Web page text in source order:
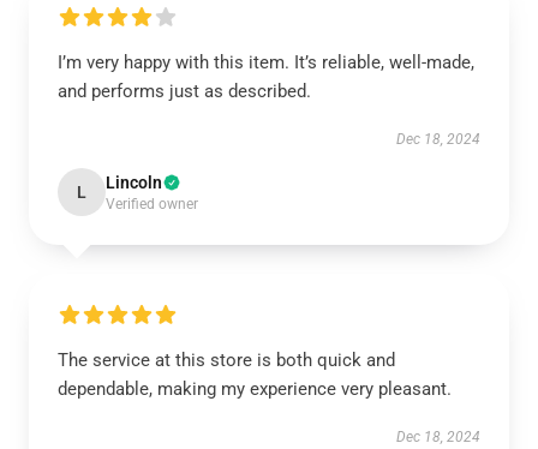
I’m very happy with this item. It’s reliable, well-made,
and performs just as described.
Dec 18, 2024
L Lincoln
Verified owner
The service at this store is both quick and
dependable, making my experience very pleasant.
Dec 18, 2024